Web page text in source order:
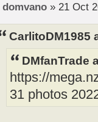
domvano» 21 Oct
CarlitoDM1985
DMfanTrade
https://
31 photos